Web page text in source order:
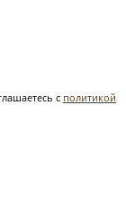
с политикой